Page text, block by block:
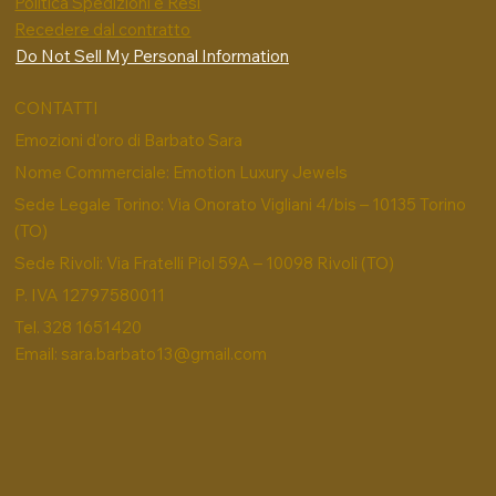
Recedere dal contratto
Do Not Sell My Personal Information
CONTATTI
Emozioni d'oro di Barbato Sara
Nome Commerciale: Emotion Luxury Jewels
Sede Legale Torino: Via Onorato Vigliani 4/bis – 10135 Torino
(TO)
Sede Rivoli: Via Fratelli Piol 59A – 10098 Rivoli (TO)
P. IVA 12797580011
Tel. 328 1651420
Email: sara.barbato13@gmail.com